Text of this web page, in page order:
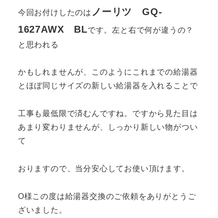
今回お付けしたのは ノーリツ GQ-
1627AWX BLです。 左と右で何が違うの？
と思われる
かもしれませんが、このようにこれまでの給湯器
とほぼ同じサイズの新しい給湯器を入れることで
工事も最低限で済むんですね。ですから見た目は
あまり変わりませんが、しっかり新しい物がつい
て
おりますので、当分安心してお使い頂けます。
O様この度は給湯器交換のご依頼をありがとうご
ざいました。